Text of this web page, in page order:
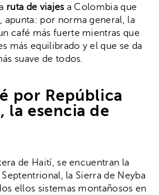
ruta de viajes a Colombia que
apunta: por norma general, la
café más fuerte mientras que
más equilibrado y el que se da
suave de todos.
por República
la esencia de
de Haití, se encuentran la
la Sierra de Neyba
ellos sistemas montañosos en